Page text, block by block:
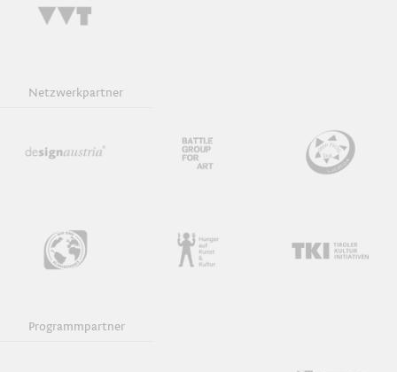
Netzwerkpartner
Programmpartner